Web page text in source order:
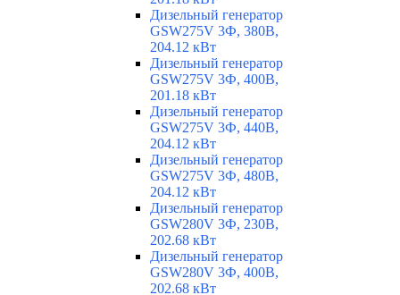
Дизельный генератор
GSW275V 3Ф, 380В,
204.12 кВт
Дизельный генератор
GSW275V 3Ф, 400В,
201.18 кВт
Дизельный генератор
GSW275V 3Ф, 440В,
204.12 кВт
Дизельный генератор
GSW275V 3Ф, 480В,
204.12 кВт
Дизельный генератор
GSW280V 3Ф, 230В,
202.68 кВт
Дизельный генератор
GSW280V 3Ф, 400В,
202.68 кВт